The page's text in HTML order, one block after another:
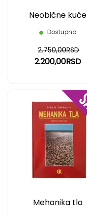
Neobične kuće
Dostupno
2.200,00RSD
2.750,00RSD
Mehanika tla